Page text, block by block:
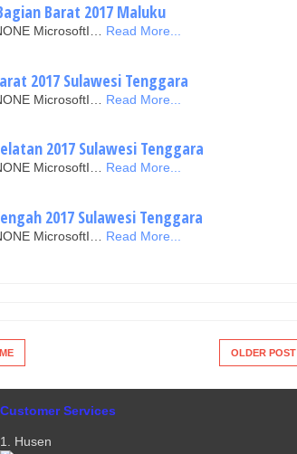
Barat 2017 Maluku
MicrosoftI… Read More...
2017 Sulawesi Tenggara
MicrosoftI… Read More...
2017 Sulawesi Tenggara
MicrosoftI… Read More...
2017 Sulawesi Tenggara
MicrosoftI… Read More...
OLDER POST
Customer Services
1. Husen